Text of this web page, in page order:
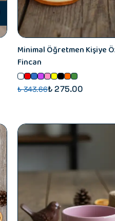
Minimal Öğretmen Kişiye
Fincan
₺ 343.66₺ 275.00